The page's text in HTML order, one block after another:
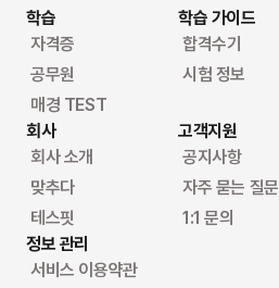
학습
자격증
공무원
매경 TEST
학습 가이드
합격수기
시험 정보
회사
회사 소개
맞추다
테스핏
고객지원
공지사항
자주 묻는 질문
1:1 문의
정보 관리
서비스 이용약관